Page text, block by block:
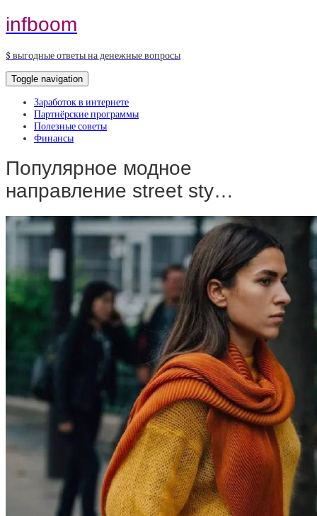
infboom
$ выгодные ответы на денежные вопросы
Toggle navigation
Заработок в интернете
Партнёрские программы
Полезные советы
Финансы
Популярное модное
направление street sty…